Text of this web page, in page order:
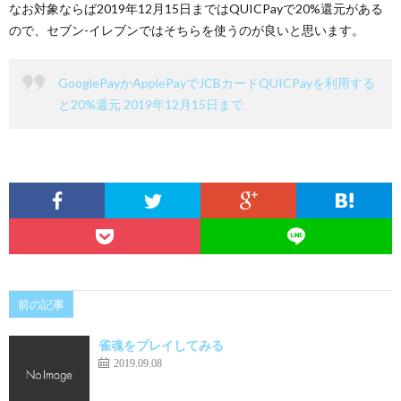
なお対象ならば2019年12月15日まではQUICPayで20%還元がある
ので、セブン-イレブンではそちらを使うのが良いと思います。
GooglePayかApplePayでJCBカードQUICPayを利用する
と20%還元 2019年12月15日まで
前の記事
雀魂をプレイしてみる
2019.09.08